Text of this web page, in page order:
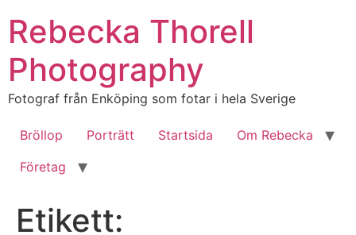
till
innehåll
Rebecka Thorell
Photography
Fotograf från Enköping som fotar i hela Sverige
Bröllop Porträtt Startsida
Om Rebecka
Företag
Etikett: